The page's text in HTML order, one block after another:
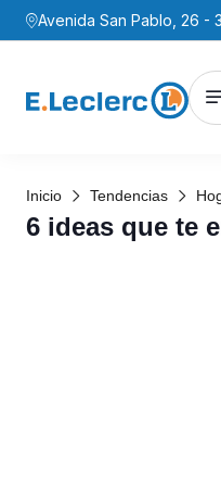
Avenida San Pablo, 26 -
Inicio Tendencias
6 ideas que te